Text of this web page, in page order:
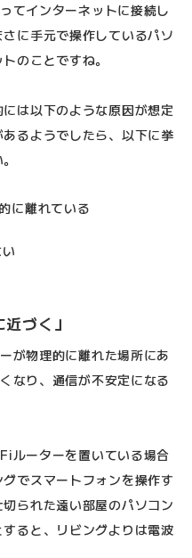
てインターネットに接続し
に手元で操作しているパソ
のことですね。
は以下のような原因が想定
るようでしたら、以下に挙
に離れている
づく」
が物理的に離れた場所にあ
なり、通信が不安定になる
ルーターを置いている場合
でスマートフォンを操作す
られた遠い部屋のパソコン
ると、リビングよりは電波